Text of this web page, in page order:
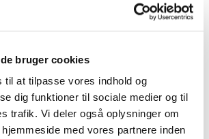
bruger cookies
til at tilpasse vores indhold og
dig funktioner til sociale medier og til
trafik. Vi deler også oplysninger om
med vores partnere inden